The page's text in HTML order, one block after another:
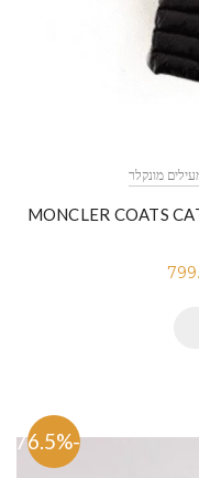
MONCLER COATS
-76.5%